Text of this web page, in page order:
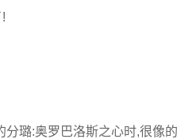
分璐:奥罗巴洛斯之心时,很像的